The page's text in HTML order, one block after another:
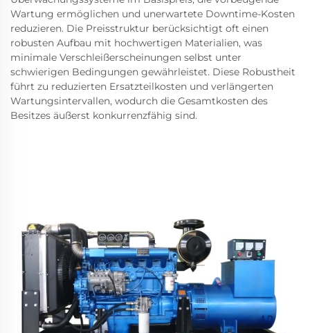
Wartung ermöglichen und unerwartete Downtime-Kosten
reduzieren. Die Preisstruktur berücksichtigt oft einen
robusten Aufbau mit hochwertigen Materialien, was
minimale Verschleißerscheinungen selbst unter
schwierigen Bedingungen gewährleistet. Diese Robustheit
führt zu reduzierten Ersatzteilkosten und verlängerten
Wartungsintervallen, wodurch die Gesamtkosten des
Besitzes äußerst konkurrenzfähig sind.